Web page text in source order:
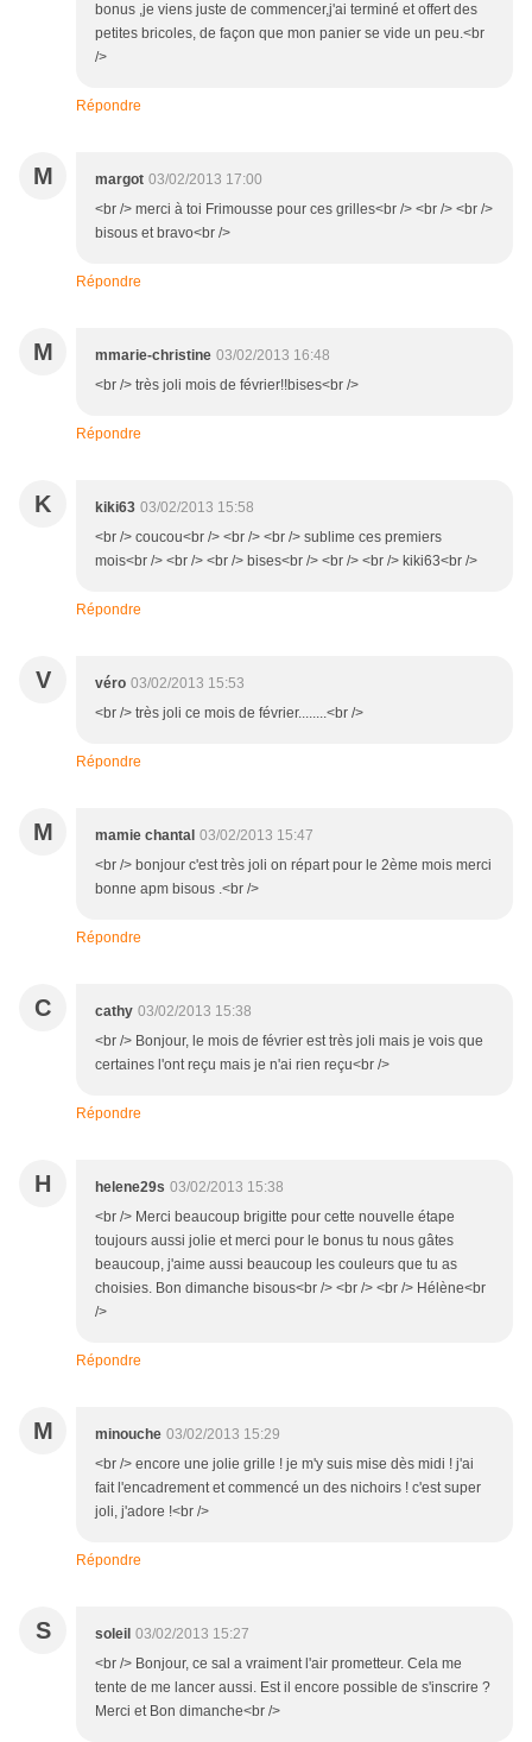
bonus ,je viens juste de commencer,j'ai terminé et offert des
petites bricoles, de façon que mon panier se vide un peu.<br
/>
Répondre
M margot 03/02/2013 17:00
<br /> merci à toi Frimousse pour ces grilles<br /> <br /> <br />
bisous et bravo<br />
Répondre
M mmarie-christine 03/02/2013 16:48
<br /> très joli mois de février!!bises<br />
Répondre
K kiki63 03/02/2013 15:58
<br /> coucou<br /> <br /> <br /> sublime ces premiers
mois<br /> <br /> <br /> bises<br /> <br /> <br /> kiki63<br />
Répondre
V véro 03/02/2013 15:53
<br /> très joli ce mois de février........<br />
Répondre
M mamie chantal 03/02/2013 15:47
<br /> bonjour c'est très joli on répart pour le 2ème mois merci
bonne apm bisous .<br />
Répondre
C cathy 03/02/2013 15:38
<br /> Bonjour, le mois de février est très joli mais je vois que
certaines l'ont reçu mais je n'ai rien reçu<br />
Répondre
H helene29s 03/02/2013 15:38
<br /> Merci beaucoup brigitte pour cette nouvelle étape
toujours aussi jolie et merci pour le bonus tu nous gâtes
beaucoup, j'aime aussi beaucoup les couleurs que tu as
choisies. Bon dimanche bisous<br /> <br /> <br /> Hélène<br
/>
Répondre
M minouche 03/02/2013 15:29
<br /> encore une jolie grille ! je m'y suis mise dès midi ! j'ai
fait l'encadrement et commencé un des nichoirs ! c'est super
joli, j'adore !<br />
Répondre
S soleil 03/02/2013 15:27
<br /> Bonjour, ce sal a vraiment l'air prometteur. Cela me
tente de me lancer aussi. Est il encore possible de s'inscrire ?
Merci et Bon dimanche<br />